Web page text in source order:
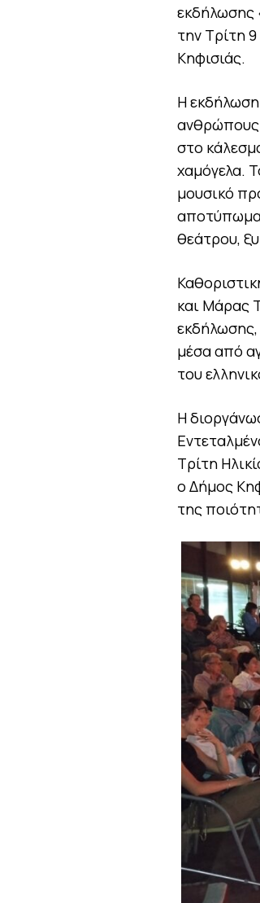
εκδήλωσης
την Τρίτη
Κηφισιάς.
Η
ανθρώπους
στο
χαμόγελα.
μουσικό
αποτύπωμα
θεάτρου,
και Μάρας
εκδήλωσης,
μέσα από
του
Η
Τρίτη
ο Δήμος
της